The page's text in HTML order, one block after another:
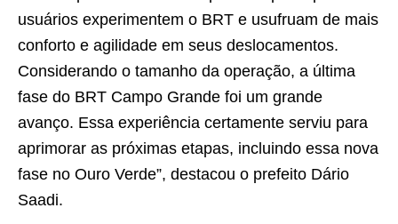
usuários experimentem o BRT e usufruam de mais
conforto e agilidade em seus deslocamentos.
Considerando o tamanho da operação, a última
fase do BRT Campo Grande foi um grande
avanço. Essa experiência certamente serviu para
aprimorar as próximas etapas, incluindo essa nova
fase no Ouro Verde”, destacou o prefeito Dário
Saadi.